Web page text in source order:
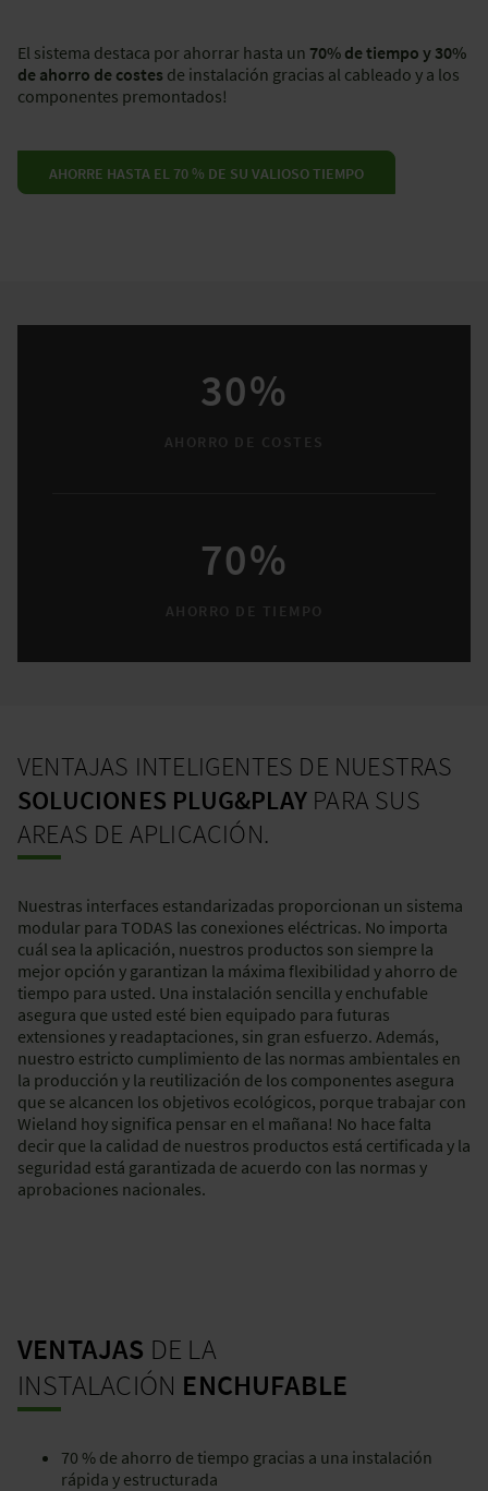
El sistema destaca por ahorrar hasta un 70% de tiempo y 30%
de ahorro de costes de instalación gracias al cableado y a los
componentes premontados!
AHORRE HASTA EL 70 % DE SU VALIOSO TIEMPO
30%
AHORRO DE COSTES
70%
AHORRO DE TIEMPO
VENTAJAS INTELIGENTES DE NUESTRAS
SOLUCIONES PLUG&PLAY PARA SUS
AREAS DE APLICACIÓN.
Nuestras interfaces estandarizadas proporcionan un sistema
modular para TODAS las conexiones eléctricas. No importa
cuál sea la aplicación, nuestros productos son siempre la
mejor opción y garantizan la máxima flexibilidad y ahorro de
tiempo para usted. Una instalación sencilla y enchufable
asegura que usted esté bien equipado para futuras
extensiones y readaptaciones, sin gran esfuerzo. Además,
nuestro estricto cumplimiento de las normas ambientales en
la producción y la reutilización de los componentes asegura
que se alcancen los objetivos ecológicos, porque trabajar con
Wieland hoy significa pensar en el mañana! No hace falta
decir que la calidad de nuestros productos está certificada y la
seguridad está garantizada de acuerdo con las normas y
aprobaciones nacionales.
VENTAJAS DE LA
INSTALACIÓN ENCHUFABLE
70 % de ahorro de tiempo gracias a una instalación
rápida y estructurada